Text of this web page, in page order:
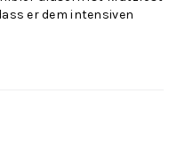
er dem intensiven